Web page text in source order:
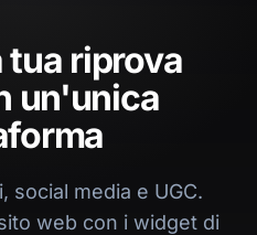
tua riprova
un'unica
social media e UGC.
web con i widget di